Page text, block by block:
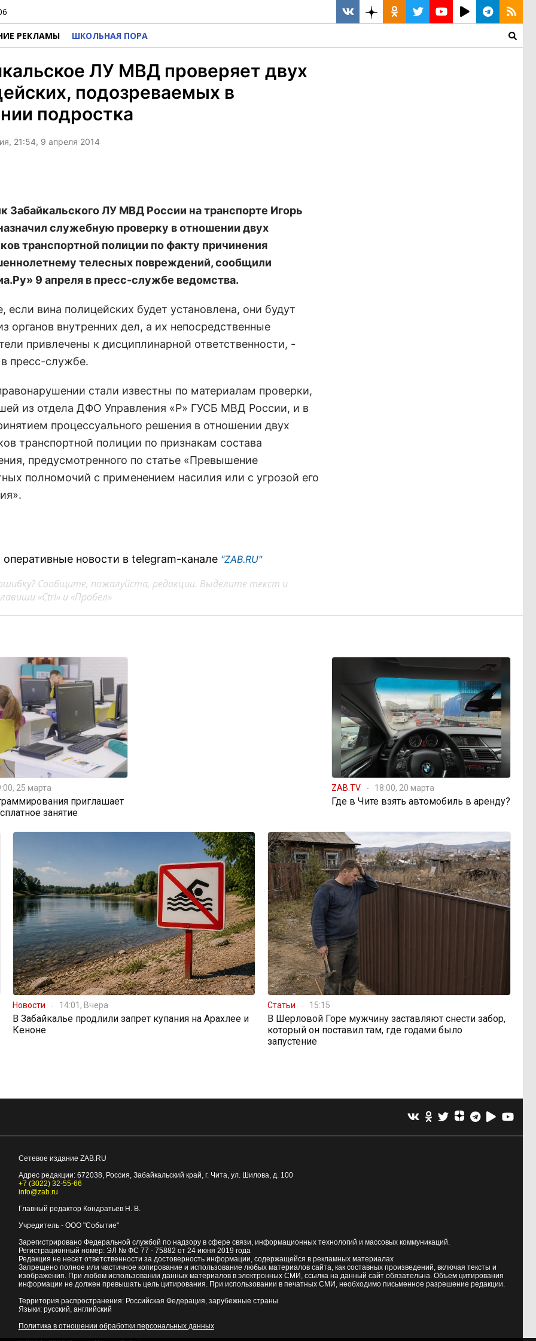
РЕКЛАМЫ ШКОЛЬНАЯ ПОРА
ЛУ МВД проверяет двух
подозреваемых в
подростка
21:54, 9 апреля 2014
Забайкальского ЛУ МВД России на транспорте Игорь
служебную проверку в отношении двух
транспортной полиции по факту причинения
телесных повреждений, сообщили
9 апреля в пресс-службе ведомства.
если вина полицейских будет установлена, они будут
органов внутренних дел, а их непосредственные
привлечены к дисциплинарной ответственности, -
пресс-службе.
стали известны по материалам проверки,
из отдела ДФО Управления «Р» ГУСБ МВД России, и в
процессуального решения в отношении двух
транспортной полиции по признакам состава
предусмотренного по статье «Превышение
полномочий с применением насилия или с угрозой его
новости в telegram-канале "ZAB.RU"
Сообщите, пожалуйста, редакции. Выделите текст и
«Ctrl» и «Пробел»
25 марта
приглашает
занятие
ZAB.TV 18:00, 20 марта
Где в Чите взять автомобиль в аренду?
Новости 14:01, Вчера
В Забайкалье продлили запрет купания на Арахлее и
Кеноне
Статьи 15:15
В Шерловой Горе мужчину заставляют снести забор,
который он поставил там, где годами было
запустение
Сетевое издание ZAB.RU
Адрес редакции: 672038, Россия, Забайкальский край, г. Чита, ул. Шилова, д. 100
+7 (3022) 32-55-66
info@zab.ru
Главный редактор Кондратьев Н. В.
Учредитель - ООО "Событие"
Зарегистрировано Федеральной службой по надзору в сфере связи, информационных технологий и массовых коммуникаций.
Регистрационный номер: ЭЛ № ФС 77 - 75882 от 24 июня 2019 года
Редакция не несет ответственности за достоверность информации, содержащейся в рекламных материалах
Запрещено полное или частичное копирование и использование любых материалов сайта, как составных произведений, включая тексты и
изображения. При любом использовании данных материалов в электронных СМИ, ссылка на данный сайт обязательна. Объем цитирования
информации не должен превышать цель цитирования. При использовании в печатных СМИ, необходимо письменное разрешение редакции.
Территория распространения: Российская Федерация, зарубежные страны
Языки: русский, английский
Политика в отношении обработки персональных данных